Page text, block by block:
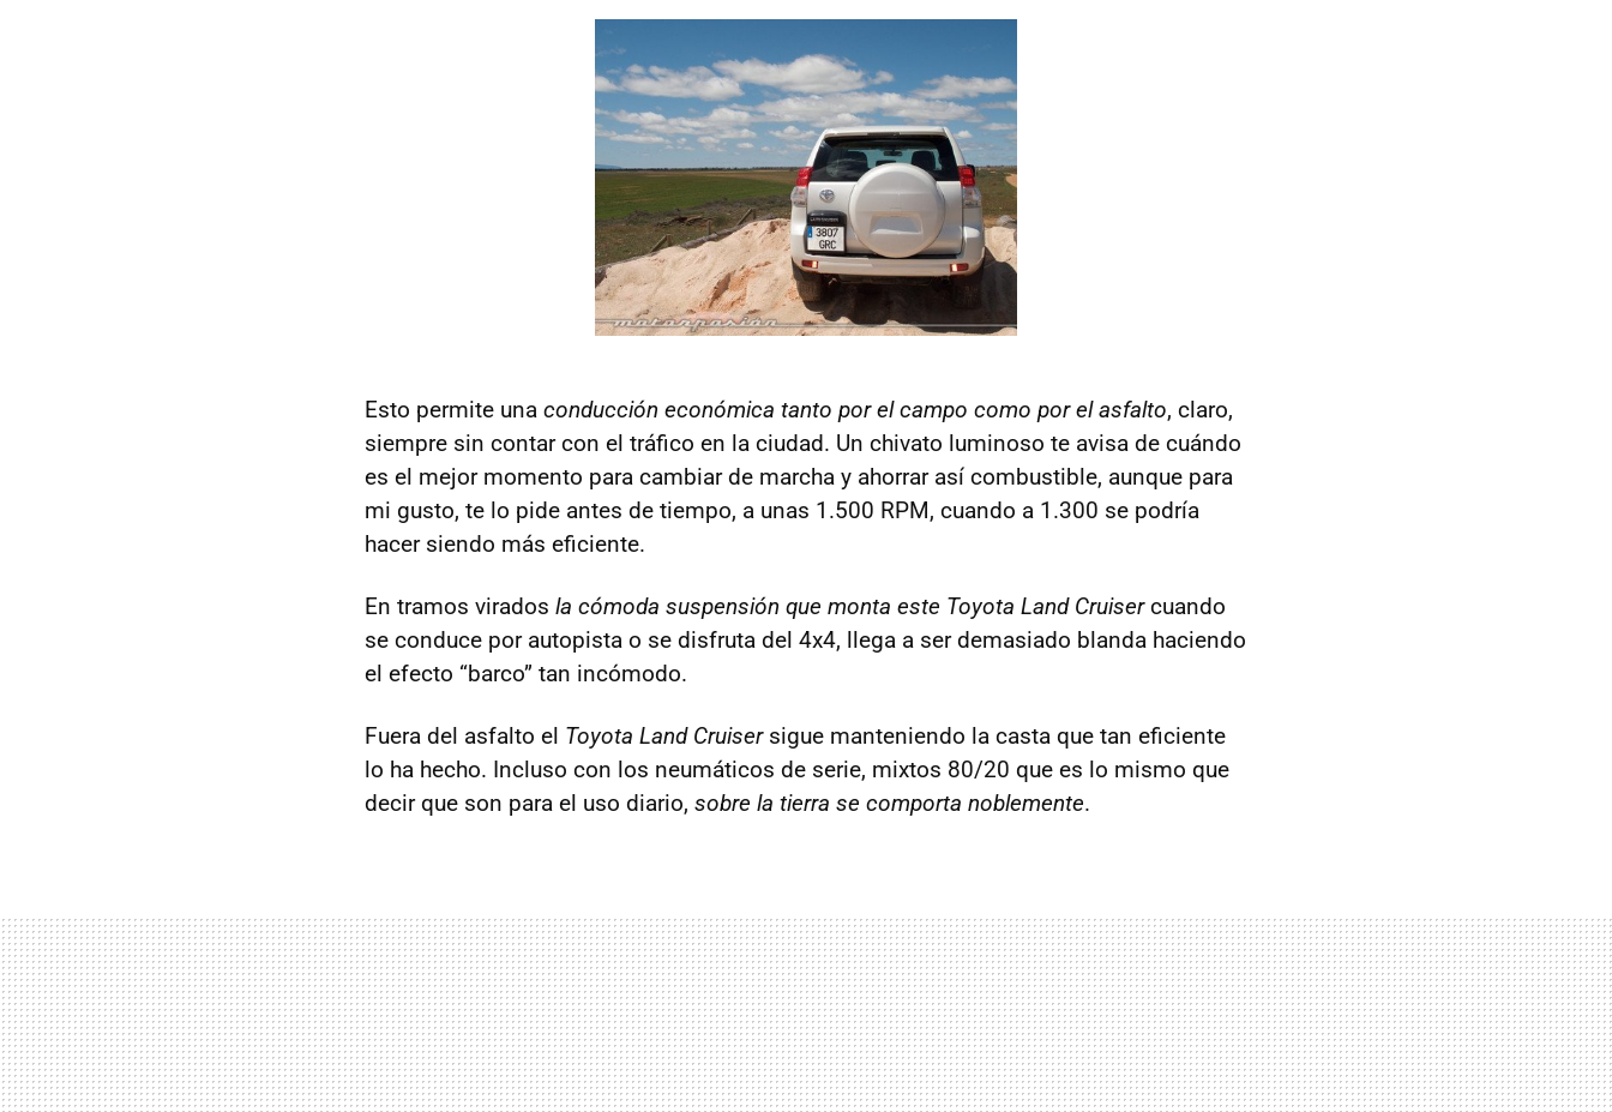
Esto permite una conducción económica tanto por el campo como por el asfalto, claro,
siempre sin contar con el tráfico en la ciudad. Un chivato luminoso te avisa de cuándo
es el mejor momento para cambiar de marcha y ahorrar así combustible, aunque para
mi gusto, te lo pide antes de tiempo, a unas 1.500 RPM, cuando a 1.300 se podría
hacer siendo más eficiente.
En tramos virados la cómoda suspensión que monta este Toyota Land Cruisercuando
se conduce por autopista o se disfruta del 4x4, llega a ser demasiado blanda haciendo
el efecto “barco” tan incómodo.
Fuera del asfalto el Toyota Land Cruisersigue manteniendo la casta que tan eficiente
lo ha hecho. Incluso con los neumáticos de serie, mixtos 80/20 que es lo mismo que
decir que son para el uso diario, sobre la tierra se comporta noblemente.